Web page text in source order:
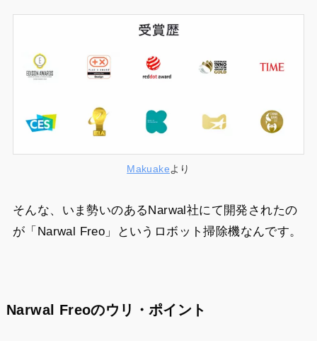
Makuake より
そんな、いま勢いのあるNarwal社にて開発されたの
が「Narwal Freo」というロボット掃除機なんです。
Narwal Freoのウリ・ポイント